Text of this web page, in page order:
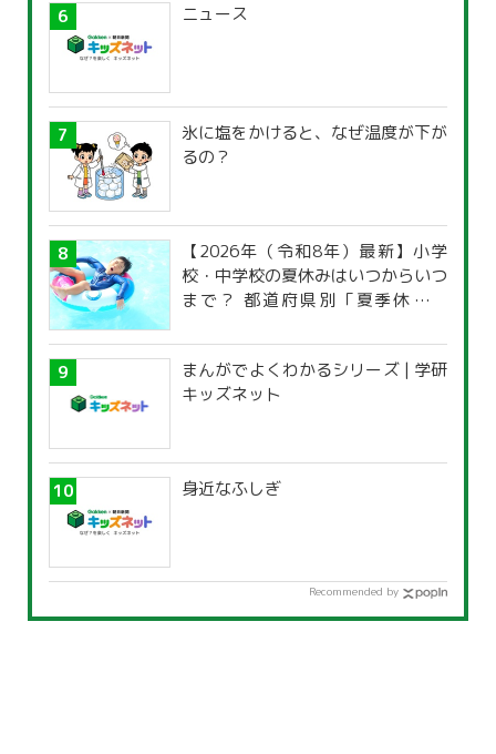
ニュース
氷に塩をかけると、なぜ温度が下が
るの？
【2026年（令和8年）最新】小学
校・中学校の夏休みはいつからいつ
まで？ 都道府県別「夏季休暇一
まんがでよくわかるシリーズ | 学研
キッズネット
身近なふしぎ
Recommended by